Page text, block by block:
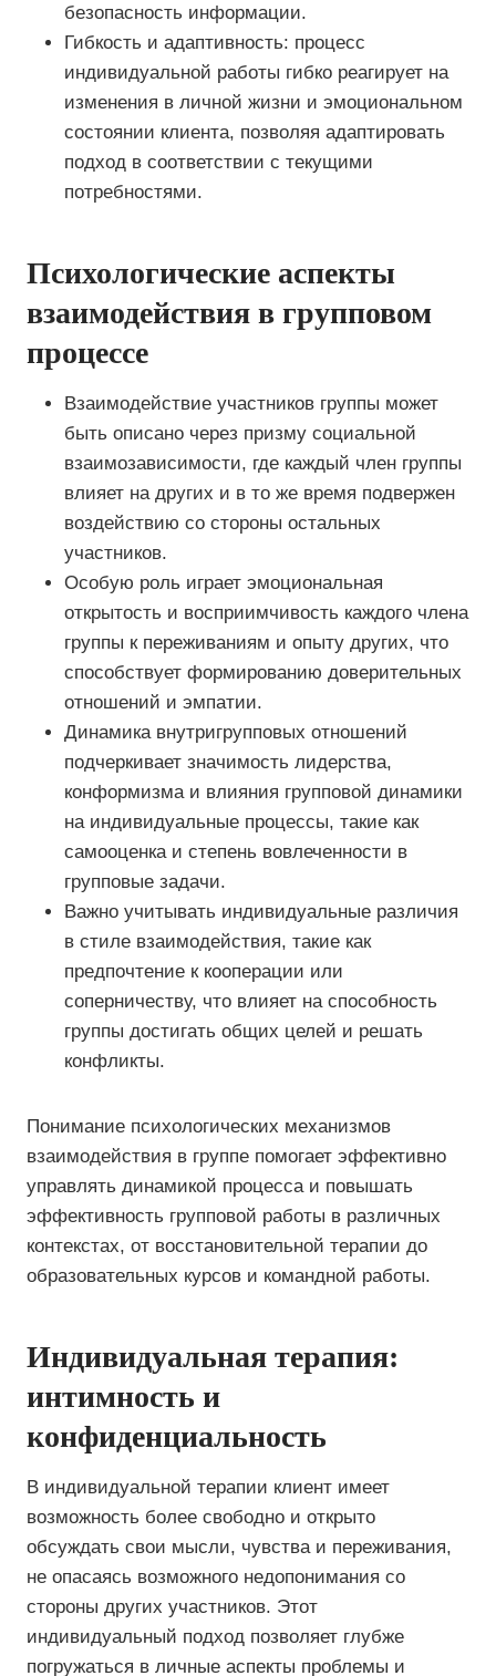
безопасность информации.
Гибкость и адаптивность: процесс
индивидуальной работы гибко реагирует на
изменения в личной жизни и эмоциональном
состоянии клиента, позволяя адаптировать
подход в соответствии с текущими
потребностями.
Психологические аспекты
взаимодействия в групповом
процессе
Взаимодействие участников группы может
быть описано через призму социальной
взаимозависимости, где каждый член группы
влияет на других и в то же время подвержен
воздействию со стороны остальных
участников.
Особую роль играет эмоциональная
открытость и восприимчивость каждого члена
группы к переживаниям и опыту других, что
способствует формированию доверительных
отношений и эмпатии.
Динамика внутригрупповых отношений
подчеркивает значимость лидерства,
конформизма и влияния групповой динамики
на индивидуальные процессы, такие как
самооценка и степень вовлеченности в
групповые задачи.
Важно учитывать индивидуальные различия
в стиле взаимодействия, такие как
предпочтение к кооперации или
соперничеству, что влияет на способность
группы достигать общих целей и решать
конфликты.
Понимание психологических механизмов
взаимодействия в группе помогает эффективно
управлять динамикой процесса и повышать
эффективность групповой работы в различных
контекстах, от восстановительной терапии до
образовательных курсов и командной работы.
Индивидуальная терапия:
интимность и
конфиденциальность
В индивидуальной терапии клиент имеет
возможность более свободно и открыто
обсуждать свои мысли, чувства и переживания,
не опасаясь возможного недопонимания со
стороны других участников. Этот
индивидуальный подход позволяет глубже
погружаться в личные аспекты проблемы и